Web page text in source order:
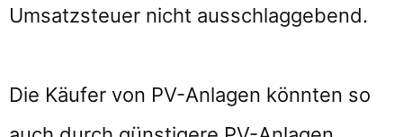
Umsatzsteuer nicht ausschlaggebend.
Die Käufer von PV-Anlagen könnten so